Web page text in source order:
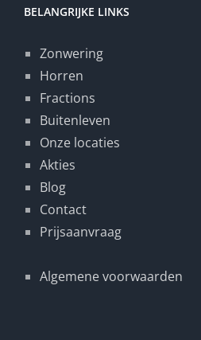
BELANGRIJKE LINKS
Zonwering
Horren
Fractions
Buitenleven
Onze locaties
Akties
Blog
Contact
Prijsaanvraag
Algemene voorwaarden